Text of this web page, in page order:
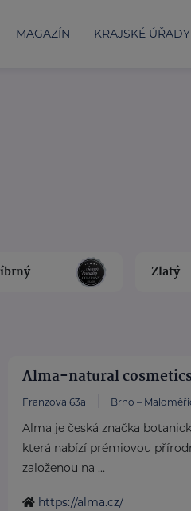
MAGAZÍN KRAJSKÉ ÚŘADY
Zlatý
Alma-natural
Franzova 63a Brno –
Alma je česká značka
která nabízí prémiovou
založenou na ...
https://alma.cz/